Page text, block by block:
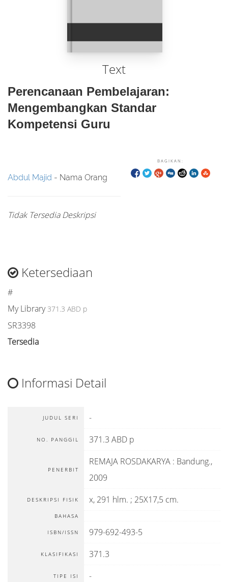
Text
Perencanaan Pembelajaran:
Mengembangkan Standar
Kompetensi Guru
BAGIKAN:
Abdul Majid - Nama Orang
Tidak Tersedia Deskripsi
Ketersediaan
#
My Library 371.3 ABD p
SR3398
Tersedia
Informasi Detail
JUDUL SERI -
NO. PANGGIL 371.3 ABD p
PENERBIT
REMAJA ROSDAKARYA : Bandung.,
2009
DESKRIPSI FISIK x, 291 hlm. ; 25X17,5 cm.
BAHASA
ISBN/ISSN 979-692-493-5
KLASIFIKASI 371.3
TIPE ISI -